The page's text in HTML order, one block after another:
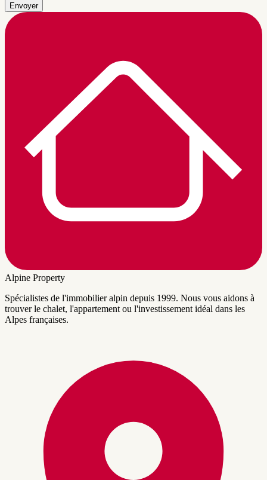
Envoyer
Alpine Property
Spécialistes de l'immobilier alpin depuis 1999. Nous vous aidons à
trouver le chalet, l'appartement ou l'investissement idéal dans les
Alpes françaises.